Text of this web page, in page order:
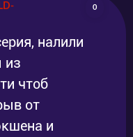
0
налили
из
чтоб
от
и